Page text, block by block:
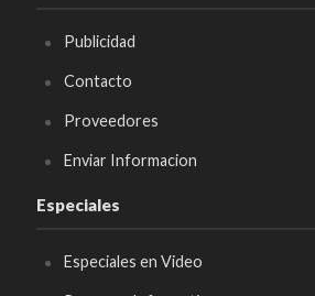
Publicidad
Contacto
Proveedores
Enviar Informacion
Especiales
Especiales en Video